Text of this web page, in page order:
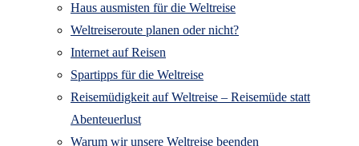
Haus ausmisten für die Weltreise
Weltreiseroute planen oder nicht?
Internet auf Reisen
Spartipps für die Weltreise
Reisemüdigkeit auf Weltreise – Reisemüde statt
Abenteuerlust
Warum wir unsere Weltreise beenden